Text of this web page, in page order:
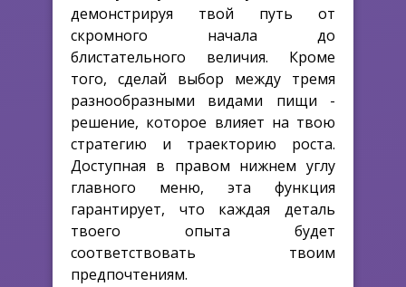
демонстрируя твой путь от
скромного начала до
блистательного величия. Кроме
того, сделай выбор между тремя
разнообразными видами пищи -
решение, которое влияет на твою
стратегию и траекторию роста.
Доступная в правом нижнем углу
главного меню, эта функция
гарантирует, что каждая деталь
твоего опыта будет
соответствовать твоим
предпочтениям.